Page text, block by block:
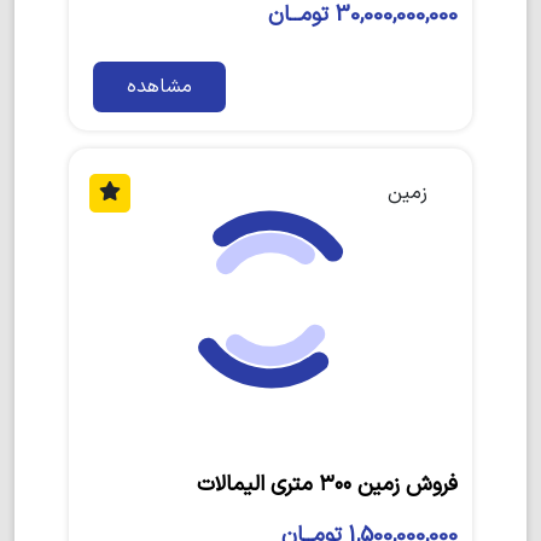
30,000,000,000 تومــان
مشاهده
زمین
فروش زمین ۳۰۰ متری الیمالات